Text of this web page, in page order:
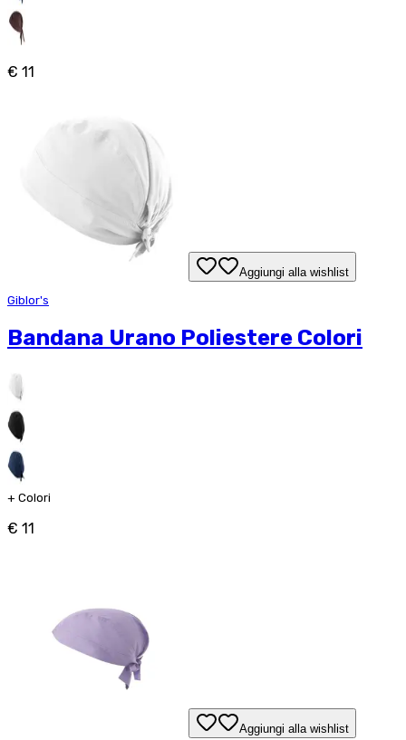
€ 11
Aggiungi alla wishlist
Giblor's
Bandana Urano Poliestere Colori
+ Colori
€ 11
Aggiungi alla wishlist